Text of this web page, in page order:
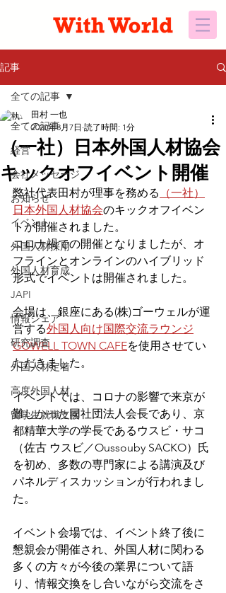
記事
全ての記事
経営
会社メッセージ
お知らせ
イベント
外国人材採用
外国人材育成
JAPI
情報シェア
研究調査
外国人材定着
高度外国人材
留学生就職支援
全ての記事
（一社）日本外国人材協会
キックオフイベント開催
田村 一也
2020年8月7日 読了時間: 1分
弊社代表田村が理事を務める
（一社）
日本外国人材協会のキックオフイベン
トが開催されました。
コロナ禍での開催となりましたが、オ
フラインとオンラインのハイブリッド
形式でイベントは開催されました。
会場は、銀座にある(株)ゴーウェルが運
営する外国人向け国際交流ラウンジ
GOWELL TOWN CAFEを使用させてい
ただきました。
イベントでは、コロナの影響で来京が
難しかった同社団法人会長であり、京
都精華大学の学長である ウスビ・サコ
（佐古 ウスビ／Oussouby SACKO）氏
を初め、多数の専門家による講演及び
パネルディスカッションが行われまし
た。
イベント会場では、イベント終了後に
懇親会が開催され、外国人材に関わる
多くの方々が今後の業界について語
り、情報交換をし合いながら交流をさ